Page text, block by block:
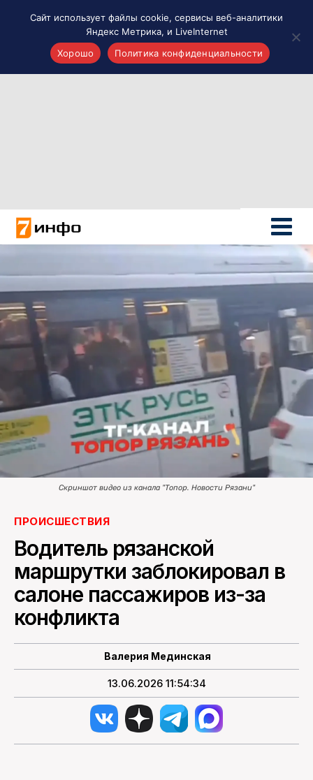
Новости России
Политика
Новости мира
О НАС
ПОИСК ПО САЙТУ
Скриншот видео из канала "Топор. Новости Рязани"
ПРОИСШЕСТВИЯ
Водитель рязанской
маршрутки заблокировал в
салоне пассажиров из-за
конфликта
Валерия Мединская
13.06.2026 11:54:34
Сайт использует файлы cookie, сервисы веб-аналитики
Яндекс Метрика, и LiveInternet
Хорошо
Политика конфиденциальности